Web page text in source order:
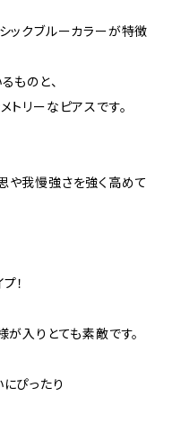
ックブルーカラーが特徴
ものと、
リーなピアスです。
我慢強さを強く高めて
！
入りとても素敵です。
ぴったり